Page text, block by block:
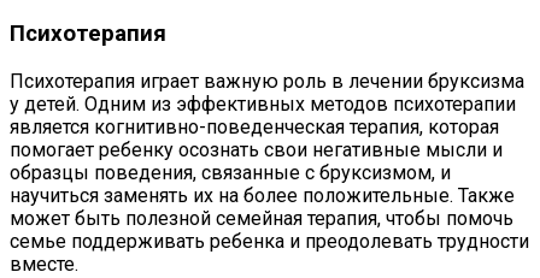
Психотерапия
Психотерапия играет важную роль в лечении бруксизма
у детей. Одним из эффективных методов психотерапии
является когнитивно-поведенческая терапия, которая
помогает ребенку осознать свои негативные мысли и
образцы поведения, связанные с бруксизмом, и
научиться заменять их на более положительные. Также
может быть полезной семейная терапия, чтобы помочь
семье поддерживать ребенка и преодолевать трудности
вместе.